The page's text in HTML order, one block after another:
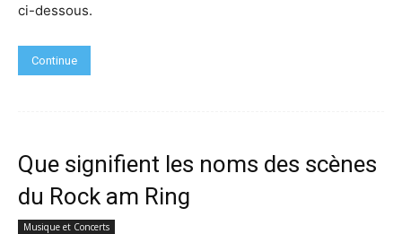
ci-dessous.
Continue
Que signifient les noms des scènes
du Rock am Ring
Musique et Concerts